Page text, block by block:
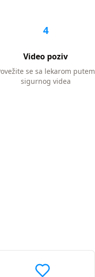
4
Video poziv
se sa lekarom putem
sigurnog videa